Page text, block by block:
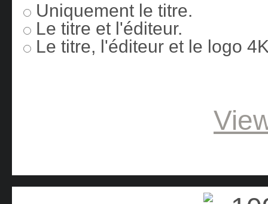
Uniquement le titre.
Le titre et l'éditeur.
Le titre, l'éditeur et le logo